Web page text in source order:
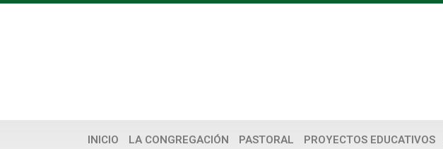
INICIO LA CONGREGACIÓN PASTORAL PROYECTOS EDUCATIVOS